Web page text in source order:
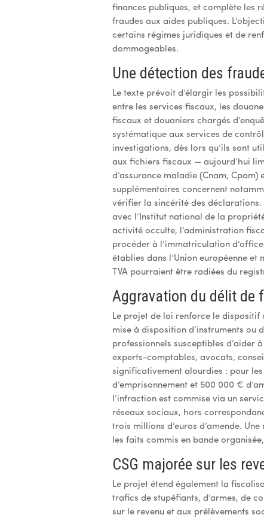
finances publiques, et complète les
fraudes aux aides publiques.
certains régimes juridiques et de
dommageables.
Une détection des
Le texte prévoit d’élargir les
entre les services fiscaux, les
fiscaux et douaniers chargés
systématique aux services de
investigations, dès lors qu’ils sont
aux fichiers fiscaux — aujourd’hui
d’assurance maladie (Cnam, Cpam)
supplémentaires concernent
vérifier la sincérité des
avec l’Institut national de la
activité occulte, l’administration
procéder à l’immatriculation
établies dans l’Union européenne
TVA pourraient être radiées du
Aggravation du délit de
Le projet de loi renforce le
mise à disposition d’instruments ou
professionnels susceptibles d’aider
experts-comptables, avocats,
significativement alourdies : pour
d’emprisonnement et 500 000 €
l’infraction est commise via un
réseaux sociaux, hors
trois millions d’euros d’amende.
les faits commis en bande
CSG majorée sur les
Le projet étend également la
trafics de stupéfiants, d’armes, de
sur le revenu et aux prélèvements